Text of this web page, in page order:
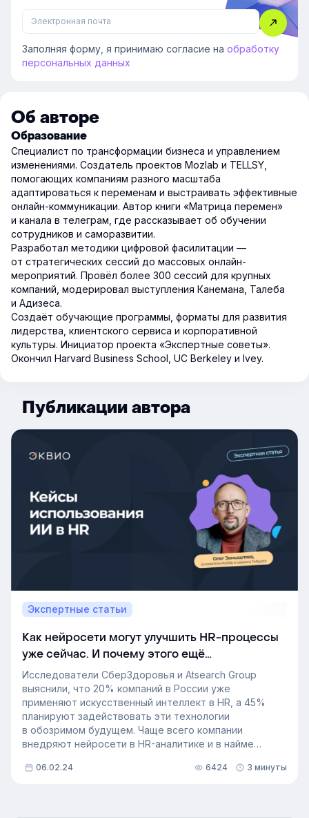
Заполняя форму, я принимаю согласие на обработку
персональных данных
Об авторе
Образование
Специалист по трансформации бизнеса и управлением
изменениями. Создатель проектов Mozlab и TELLSY,
помогающих компаниям разного масштаба
адаптироваться к переменам и выстраивать эффективные
онлайн-коммуникации. Автор книги «Матрица перемен»
и канала в телеграм, где рассказывает об обучении
сотрудников и саморазвитии.
Разработал методики цифровой фасилитации —
от стратегических сессий до массовых онлайн-
мероприятий. Провёл более 300 сессий для крупных
компаний, модерировал выступления Канемана, Талеба
и Адизеса.
Создаёт обучающие программы, форматы для развития
лидерства, клиентского сервиса и корпоративной
культуры. Инициатор проекта «Экспертные советы».
Окончил Harvard Business School, UC Berkeley и Ivey.
Публикации автора
Экспертные статьи
Как нейросети могут улучшить HR-процессы
уже сейчас. И почему этого ещё
не произошло
Исследователи СберЗдоровья и Atsearch Group
выяснили, что 20% компаний в России уже
применяют искусственный интеллект в HR, а 45%
планируют задействовать эти технологии
в обозримом будущем. Чаще всего компании
внедряют нейросети в HR-аналитике и в найме
технологии для адаптации, создания обучающего
06.02.24 6424 3 минуты